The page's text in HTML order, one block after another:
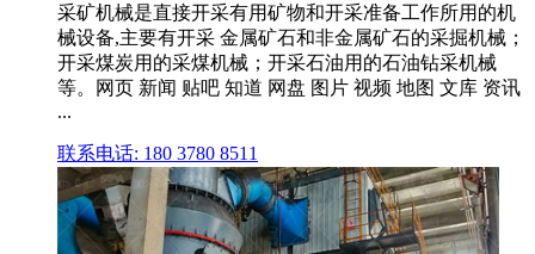
采矿机械是直接开采有用矿物和开采准备工作所用的机
械设备,主要有开采 金属矿石和非金属矿石的采掘机械；
开采煤炭用的采煤机械；开采石油用的石油钻采机械
等。网页 新闻 贴吧 知道 网盘 图片 视频 地图 文库 资讯
...
联系电话: 180 3780 8511